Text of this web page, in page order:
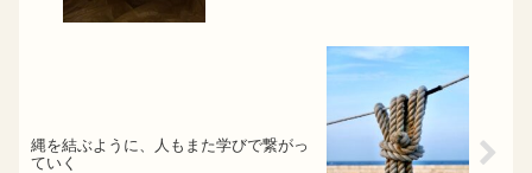
縄を結ぶように、人もまた学びで繋がっ
ていく